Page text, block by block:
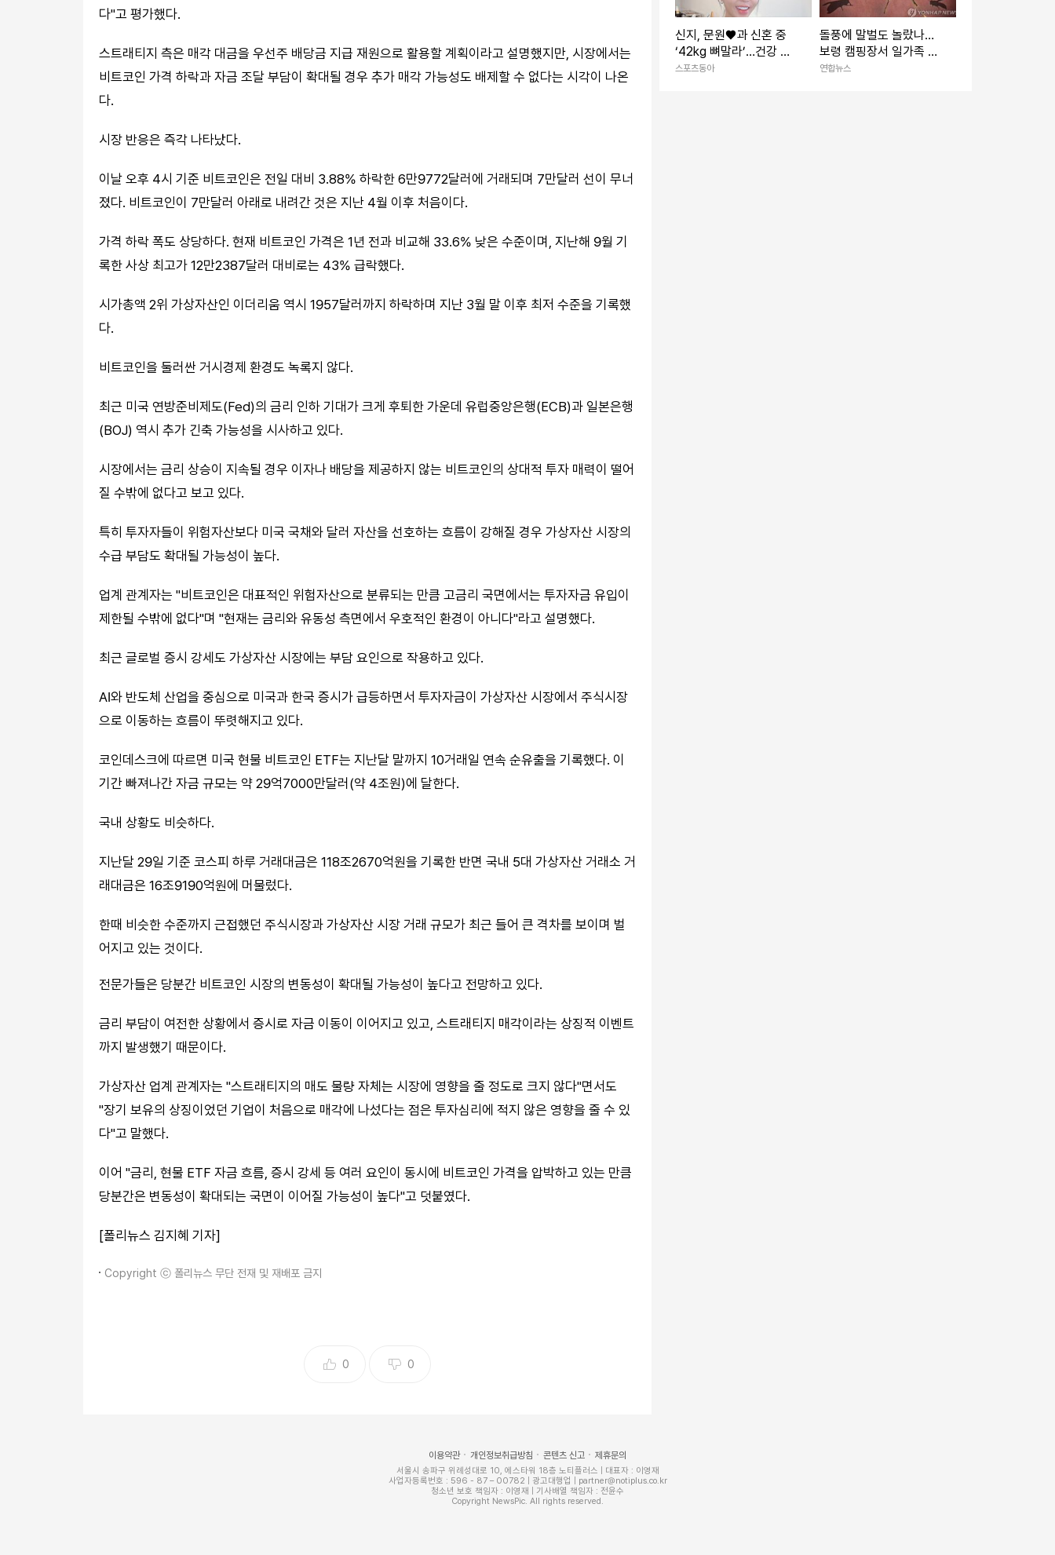
다"고 평가했다.
스트래티지 측은 매각 대금을 우선주 배당금 지급 재원으로 활용할 계획이라고 설명했지만, 시장에서는
비트코인 가격 하락과 자금 조달 부담이 확대될 경우 추가 매각 가능성도 배제할 수 없다는 시각이 나온
다.
시장 반응은 즉각 나타났다.
이날 오후 4시 기준 비트코인은 전일 대비 3.88% 하락한 6만9772달러에 거래되며 7만달러 선이 무너
졌다. 비트코인이 7만달러 아래로 내려간 것은 지난 4월 이후 처음이다.
가격 하락 폭도 상당하다. 현재 비트코인 가격은 1년 전과 비교해 33.6% 낮은 수준이며, 지난해 9월 기
록한 사상 최고가 12만2387달러 대비로는 43% 급락했다.
시가총액 2위 가상자산인 이더리움 역시 1957달러까지 하락하며 지난 3월 말 이후 최저 수준을 기록했
다.
비트코인을 둘러싼 거시경제 환경도 녹록지 않다.
최근 미국 연방준비제도(Fed)의 금리 인하 기대가 크게 후퇴한 가운데 유럽중앙은행(ECB)과 일본은행
(BOJ) 역시 추가 긴축 가능성을 시사하고 있다.
시장에서는 금리 상승이 지속될 경우 이자나 배당을 제공하지 않는 비트코인의 상대적 투자 매력이 떨어
질 수밖에 없다고 보고 있다.
특히 투자자들이 위험자산보다 미국 국채와 달러 자산을 선호하는 흐름이 강해질 경우 가상자산 시장의
수급 부담도 확대될 가능성이 높다.
업계 관계자는 "비트코인은 대표적인 위험자산으로 분류되는 만큼 고금리 국면에서는 투자자금 유입이
제한될 수밖에 없다"며 "현재는 금리와 유동성 측면에서 우호적인 환경이 아니다"라고 설명했다.
최근 글로벌 증시 강세도 가상자산 시장에는 부담 요인으로 작용하고 있다.
AI와 반도체 산업을 중심으로 미국과 한국 증시가 급등하면서 투자자금이 가상자산 시장에서 주식시장
으로 이동하는 흐름이 뚜렷해지고 있다.
코인데스크에 따르면 미국 현물 비트코인 ETF는 지난달 말까지 10거래일 연속 순유출을 기록했다. 이
기간 빠져나간 자금 규모는 약 29억7000만달러(약 4조원)에 달한다.
국내 상황도 비슷하다.
지난달 29일 기준 코스피 하루 거래대금은 118조2670억원을 기록한 반면 국내 5대 가상자산 거래소 거
래대금은 16조9190억원에 머물렀다.
한때 비슷한 수준까지 근접했던 주식시장과 가상자산 시장 거래 규모가 최근 들어 큰 격차를 보이며 벌
어지고 있는 것이다.
전문가들은 당분간 비트코인 시장의 변동성이 확대될 가능성이 높다고 전망하고 있다.
금리 부담이 여전한 상황에서 증시로 자금 이동이 이어지고 있고, 스트래티지 매각이라는 상징적 이벤트
까지 발생했기 때문이다.
가상자산 업계 관계자는 "스트래티지의 매도 물량 자체는 시장에 영향을 줄 정도로 크지 않다"면서도
"장기 보유의 상징이었던 기업이 처음으로 매각에 나섰다는 점은 투자심리에 적지 않은 영향을 줄 수 있
다"고 말했다.
이어 "금리, 현물 ETF 자금 흐름, 증시 강세 등 여러 요인이 동시에 비트코인 가격을 압박하고 있는 만큼
당분간은 변동성이 확대되는 국면이 이어질 가능성이 높다"고 덧붙였다.
[폴리뉴스 김지혜 기자]
Copyright ⓒ 폴리뉴스 무단 전재 및 재배포 금지
0 0
신지, 문원♥과 신혼 중
‘42kg 뼈말라’…건강 걱
정에도 행사 열일
스포츠동아
돌풍에 말벌도 놀랐나…
보령 캠핑장서 일가족 등
7명 벌 쏘임
연합뉴스
이용약관 개인정보취급방침 콘텐츠 신고 제휴문의
서울시 송파구 위례성대로 10, 에스타워 18층 노티플러스 | 대표자 : 이영재
사업자등록번호 : 596 - 87 – 00782 | 광고대행업 | partner@notiplus.co.kr
청소년 보호 책임자 : 이영재 | 기사배열 책임자 : 전윤수
Copyright NewsPic. All rights reserved.